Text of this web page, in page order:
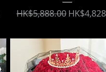
Regular Price
HK$5,888.00 Sale